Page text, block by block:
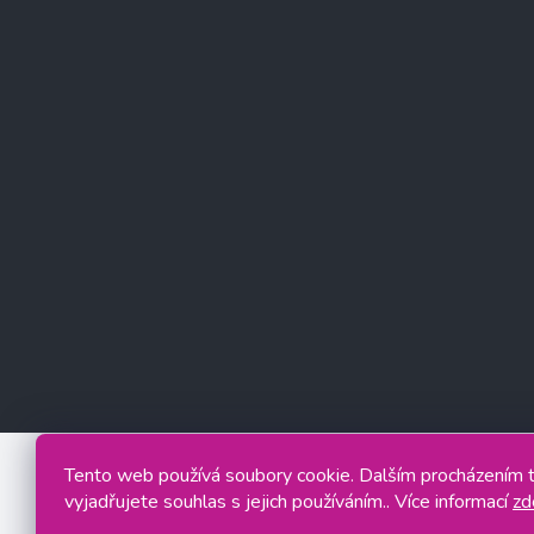
Tento web používá soubory cookie. Dalším
vyjadřujete souhlas s jejich používáním.. Více informací